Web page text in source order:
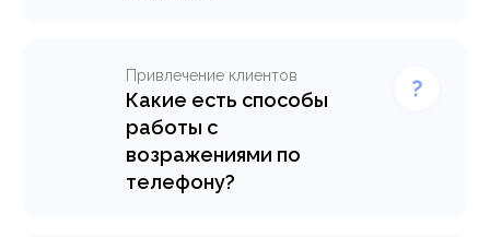
Привлечение клиентов
Какие есть способы
работы с
возражениями по
телефону?